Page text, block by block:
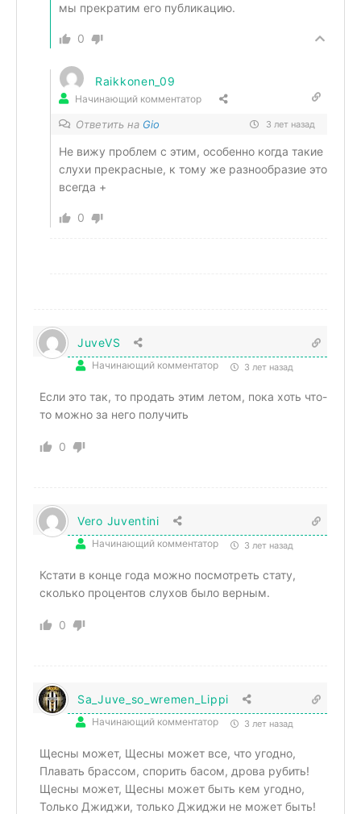
мы прекратим его публикацию.
0
Raikkonen_09
Начинающий комментатор
Ответить на Gio 3 лет назад
Не вижу проблем с этим, особенно когда такие
слухи прекрасные, к тому же разнообразие это
всегда +
0
JuveVS
Начинающий комментатор 3 лет назад
Если это так, то продать этим летом, пока хоть что-
то можно за него получить
0
Vero Juventini
Начинающий комментатор 3 лет назад
Кстати в конце года можно посмотреть стату,
сколько процентов слухов было верным.
0
Sa_Juve_so_wremen_Lippi
Начинающий комментатор 3 лет назад
Щесны может, Щесны может все, что угодно,
Плавать брассом, спорить басом, дрова рубить!
Щесны может, Щесны может быть кем угодно,
Только Джиджи, только Джиджи не может быть!